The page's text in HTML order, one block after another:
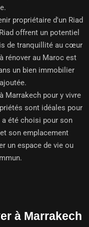
propriétaire d'un Riad
offrent un potentiel
de tranquillité au cœur
rénover au Maroc est
un bien immobilier
Marrakech pour y vivre
sont idéales pour
été choisi pour son
son emplacement
un espace de vie ou
à Marrakech